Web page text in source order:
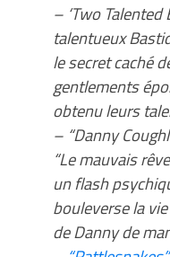
– ‘Two
talentueux
le secret caché
gentlements
obtenu leurs
– “Danny
“Le mauvais
un flash
bouleverse la
de Danny de